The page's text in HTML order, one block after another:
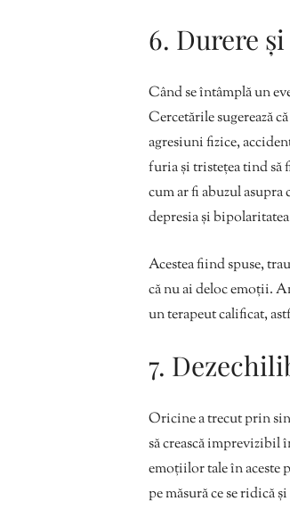
6. Durere
Când se întâmplă un
Cercetările sugerează
agresiuni fizice,
furia și tristețea tind să
cum ar fi abuzul
depresia și
Acestea fiind spuse,
că nu ai deloc emoții.
un terapeut calificat,
7.
Oricine a trecut prin
să crească imprevizibil
emoțiilor tale în aceste
pe măsură ce se ridică